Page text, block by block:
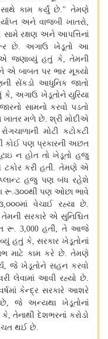
સાથે કામ કર્યું છે."તેમણે
અને વાજબી ખાતરો,
રક્ષણ અને આપત્તિનાં
છે. અગાઉ ખેડૂતો આ
જણાવ્યું હતું કે,તેમની
એ બાબત પર ભાર મૂક્યો
સેંકડો આધુનિક જાતો
કે,અગાઉ ખેડૂતોને યુરિયા
સામનો કરવો પડતો
ખાતર મળે છે. શ્રી મોદીએ
રોગચાળાની મોટી કટોકટી
કોઈ પણ પ્રકારની અછત
ન હોત તો ખેડૂતો હજુ
ટકોર કરી હતી. તેમણે એ
પ્લાન્ટ હજુ પણ બંધ રહેશે
રૂ.૩૦૦થી પણ ઓછા ભાવે
,૦૦૦માં વેચાઈ રહ્યા છે.
તેમની સરકારે એ સુનિશ્ચિત
રૂ. 3,000હતી, તે આજે
હતું કે,સરકાર ખેડૂતોનાં
માટે કામ કરે છે.તેમણે
,જે ખેડૂતોને સહન કરવો
લેવામાં આવી રહ્યો છે.
કેન્દ્ર સરકારે આશરે
, જે અન્યથા ખેડૂતોનાં
કે,તેનાથી દેશભરનાં કરોડો
બચત થઈ છે.